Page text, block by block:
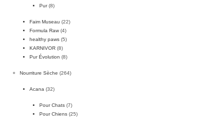
Pur (8)
Faim Museau (22)
Formula Raw (4)
healthy paws (5)
KARNIVOR (8)
Pur Évolution (8)
Nourriture Sèche (264)
Acana (32)
Pour Chats (7)
Pour Chiens (25)